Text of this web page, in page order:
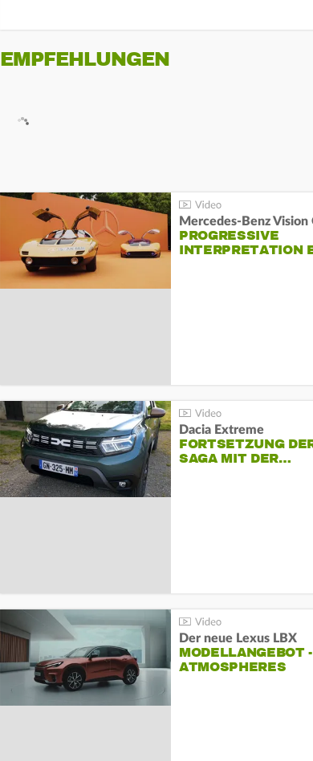
EMPFEHLUNGEN
Mercedes-Benz Vision
PROGRESSIVE
INTERPRETATION
Dacia Extreme
FORTSETZUNG
SAGA MIT DER…
Der neue Lexus LBX
MODELLANGEBOT
ATMOSPHERES